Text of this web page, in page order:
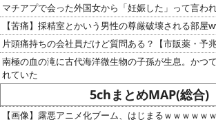
マチアプで会った外国女から「妊娠した」って言わ
【苦痛】採精室とかいう男性の尊厳破壊される部屋
片頭痛持ちの会社員だけど質問ある？【市販薬・予兆
南極の血の滝に古代海洋微生物の子孫が生息。かつ
れていた
5chまとめMAP(総合)
【画像】露悪アニメ化ブーム、はじまるｗｗｗｗｗｗ